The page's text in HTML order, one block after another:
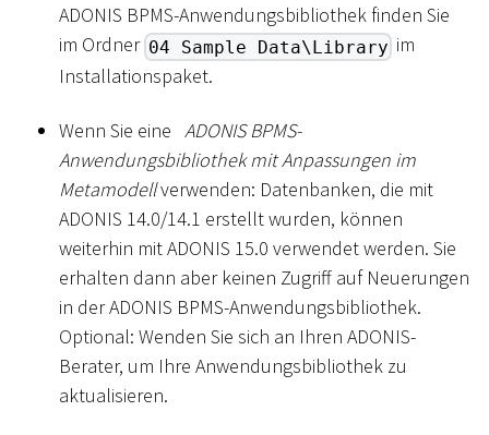
ADONIS BPMS-Anwendungsbibliothek finden Sie
im Ordner 04 Sample Data\Library im
Installationspaket.
Wenn Sie eine ADONIS BPMS-
Anwendungsbibliothek mit Anpassungen im
Metamodellverwenden: Datenbanken, die mit
ADONIS 14.0/14.1 erstellt wurden, können
weiterhin mit ADONIS 15.0 verwendet werden. Sie
erhalten dann aber keinen Zugriff auf Neuerungen
in der ADONIS BPMS-Anwendungsbibliothek.
Optional: Wenden Sie sich an Ihren ADONIS-
Berater, um Ihre Anwendungsbibliothek zu
aktualisieren.